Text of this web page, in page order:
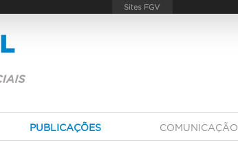
PUBLICAÇÕES COMUNICAÇÃO